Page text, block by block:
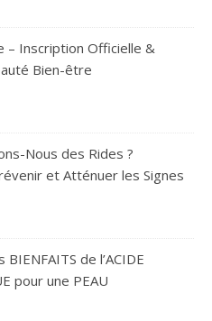
– Inscription Officielle &
Bien-être
Nous des Rides ?
et Atténuer les Signes
BIENFAITS de l’ACIDE
pour une PEAU